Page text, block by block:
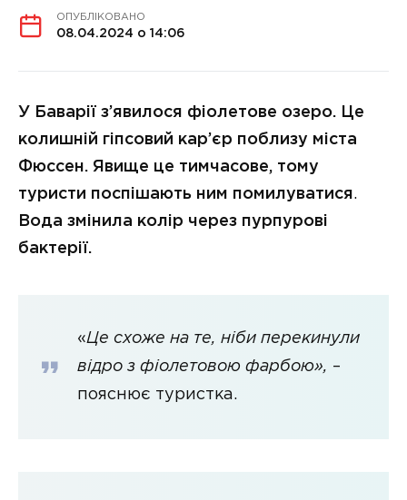
ОПУБЛІКОВАНО
08.04.2024 о 14:06
У Баварії з’явилося фіолетове озеро. Це
колишній гіпсовий кар’єр поблизу міста
Фюссен. Явище це тимчасове, тому
туристи поспішають ним помилуватися.
Вода змінила колір через пурпурові
бактерії.
«Це схоже на те, ніби перекинули
відро з фіолетовою фарбою», –
пояснює туристка.